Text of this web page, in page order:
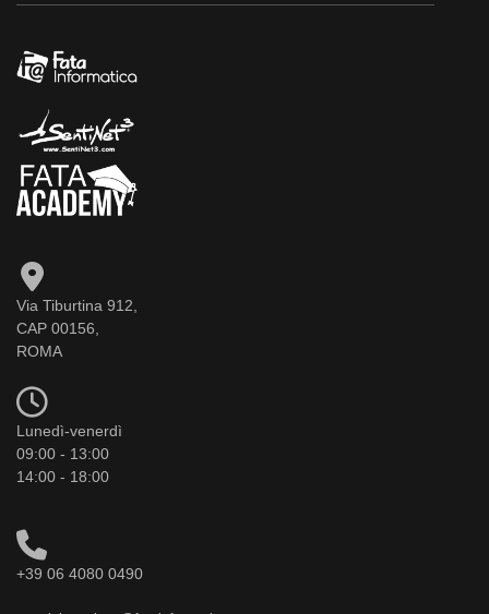
Via Tiburtina 912,
CAP 00156,
ROMA
Lunedì-venerdì
09:00 - 13:00
14:00 - 18:00
+39 06 4080 0490